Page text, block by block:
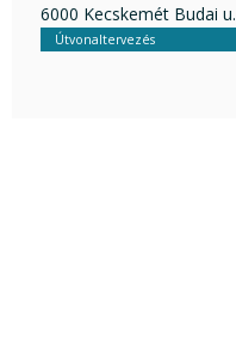
6000 Kecskemét Budai u.
Útvonaltervezés